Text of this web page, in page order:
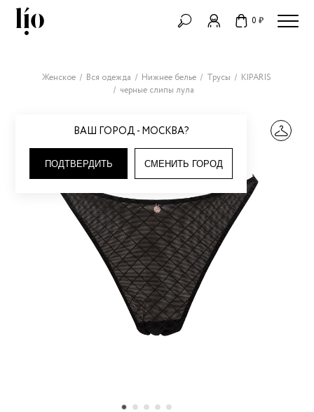
0 ₽
ВАШ ГОРОД - МОСКВА?
ПОДТВЕРДИТЬ СМЕНИТЬ ГОРОД
Женское Вся одежда Нижнее белье Трусы
KIPARIS
черные слипы лула